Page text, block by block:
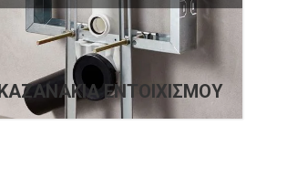
ΕΝΤΟΙΧΙΣΜΟΎ